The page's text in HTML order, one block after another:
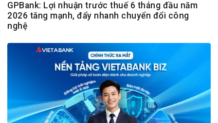
GPBank: Lợi nhuận trước thuế 6 tháng đầu năm
2026 tăng mạnh, đẩy nhanh chuyển đổi công
nghệ